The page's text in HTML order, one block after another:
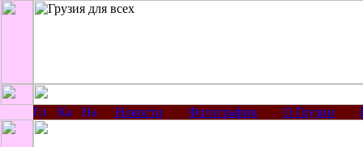
Новости Фотографии О Грузии